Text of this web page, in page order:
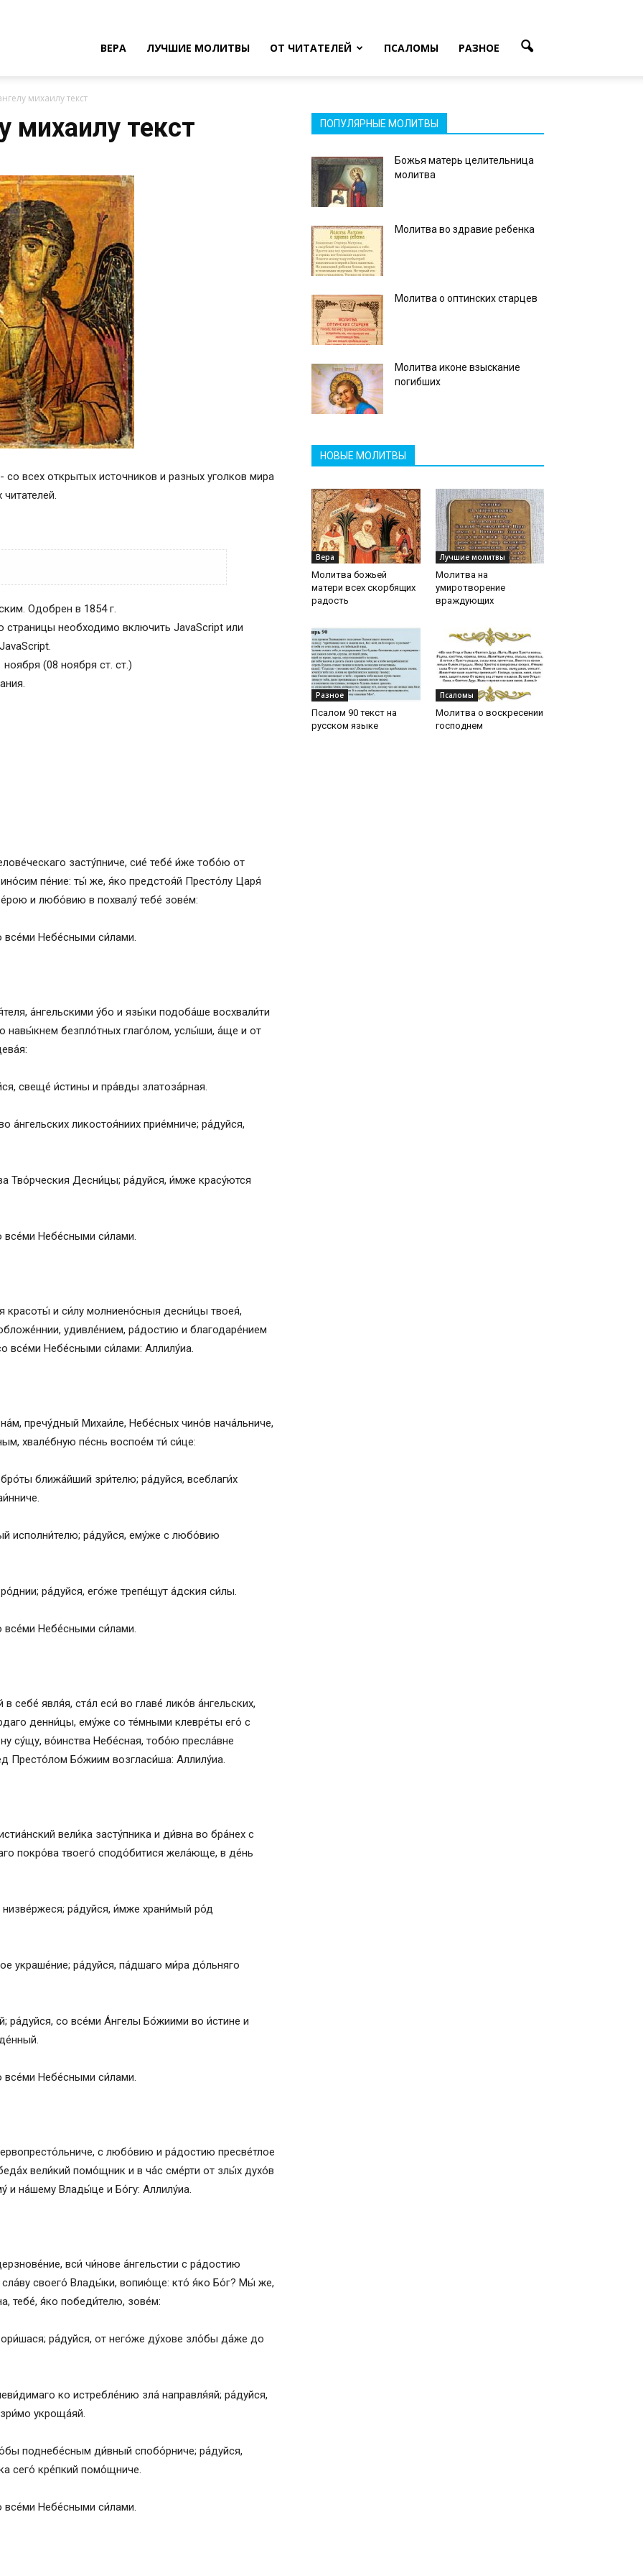
ВЕРА ЛУЧШИЕ МОЛИТВЫ ОТ ЧИТАТЕЛЕЙ ПСАЛОМЫ РАЗНОЕ
михаилу текст
михаилу текст
со всех открытых источников и разных уголков мира
бывшего в Хонех (Колоссах) (IV)
Небесных Сил бесплотных
– полный текст
Одобрен в 1854 г.
необходимо включить JavaScript или
ноября (08 ноября ст. ст.)
засту́пниче, сие́ тебе́ и́же тобо́ю от
пе́ние: ты́ же, я́ко предстоя́й Престо́лу Царя́
и любо́вию в похвалу́ тебе́ зове́м:
все́ми Небе́сными си́лами.
а́нгельскими у́бо и язы́ки подоба́ше восхвали́ти
безпло́тных глаго́лом, услы́ши, а́ще и от
свеще́ и́стины и пра́вды златоза́рная.
а́нгельских ликостоя́ниих прие́мниче; ра́дуйся,
Тво́рческия Десни́цы; ра́дуйся, и́мже красу́ются
все́ми Небе́сными си́лами.
и си́лу молниено́сныя десни́цы твоея́,
удивле́нием, ра́достию и благодаре́нием
все́ми Небе́сными си́лами: Аллилу́иа.
пречу́дный Михаи́ле, Небе́сных чино́в нача́льниче,
хвале́бную пе́снь воспое́м ти́ си́це:
ближа́йший зри́телю; ра́дуйся, всеблаги́х
исполни́телю; ра́дуйся, ему́же с любо́вию
ра́дуйся, его́же трепе́щут а́дския си́лы.
все́ми Небе́сными си́лами.
явля́я, ста́л еси́ во главе́ лико́в а́нгельских,
денни́цы, ему́же со те́мными клевре́ты его́ с
су́щу, во́инства Небе́сная, тобо́ю пресла́вне
Престо́лом Бо́жиим возгласи́ша: Аллилу́иа.
вели́ка засту́пника и ди́вна во бра́нех с
покро́ва твоего́ сподо́битися жела́юще, в де́нь
ра́дуйся, и́мже храни́мый ро́д
украше́ние; ра́дуйся, па́дшаго ми́ра до́льняго
ра́дуйся, со все́ми А́нгелы Бо́жиими во и́стине и
все́ми Небе́сными си́лами.
с любо́вию и ра́достию пресве́тлое
вели́кий помо́щник и в ча́с сме́рти от злы́х духо́в
и на́шему Влады́це и Бо́гу: Аллилу́иа.
вси́ чи́нове а́нгельстии с ра́достию
своего́ Влады́ки, вопию́ще: кто́ я́ко Бо́г? Мы́ же,
тебе́, я́ко победи́телю, зове́м:
ра́дуйся, от него́же ду́хове зло́бы да́же до
ко истребле́нию зла́ направля́яй; ра́дуйся,
укроща́яй.
поднебе́сным ди́вный спобо́рниче; ра́дуйся,
сего́ кре́пкий помо́щниче.
все́ми Небе́сными си́лами.
ПОПУЛЯРНЫЕ МОЛИТВЫ
Божья матерь целительница
молитва
Молитва во здравие ребенка
Молитва о оптинских старцев
Молитва иконе взыскание
погибших
НОВЫЕ МОЛИТВЫ
Вера
Молитва божьей
матери всех скорбящих
радость
Лучшие молитвы
Молитва на
умиротворение
враждующих
Разное
Псалом 90 текст на
русском языке
Псаломы
Молитва о воскресении
господнем